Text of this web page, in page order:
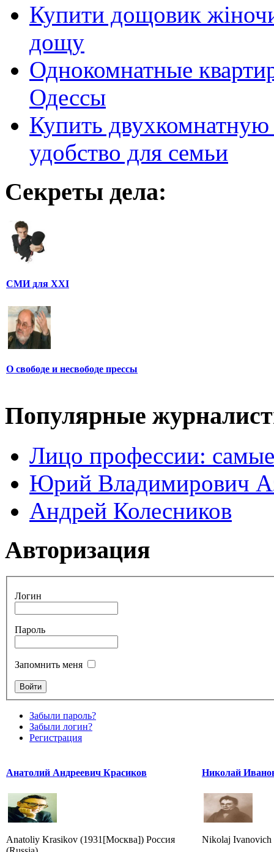
Купити дощовик
дощу
Однокомнатные
Одессы
Купить
удобство для семьи
Секреты дела:
СМИ для XXI
О свободе и несвободе прессы
Популярные
Лицо профессии:
Юрий Владимирович
Андрей Колесников
Авторизация
Логин
Пароль
Запомнить меня
Забыли пароль?
Забыли логин?
Регистрация
Анатолий Андреевич Красиков
Anatoliy Krasikov (1931[Москва]) Россия
Николай
Nikolaj Ivanovich